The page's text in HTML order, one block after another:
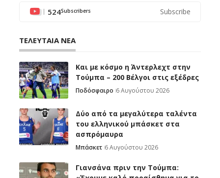
524Subscribers Subscribe
ΤΕΛΕΥΤΑΙΑ ΝΕΑ
Και με κόσμο η Άντερλεχτ στην
Τούμπα – 200 Βέλγοι στις εξέδρες
Ποδόσφαιρο 6 Αυγούστου 2026
Δύο από τα μεγαλύτερα ταλέντα
του ελληνικού μπάσκετ στα
ασπρόμαυρα
Μπάσκετ 6 Αυγούστου 2026
Γιανσάνα πριν την Τούμπα: